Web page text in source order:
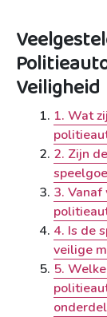
Veiligheid
1. Wat
2. Zijn
3.
4. Is de
veilige
5.